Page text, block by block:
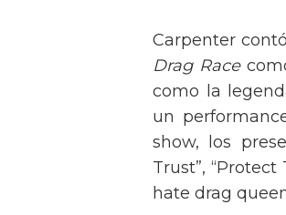
Carpenter
Drag Race
como la
un
show, los
Trust”, “Protect
hate drag